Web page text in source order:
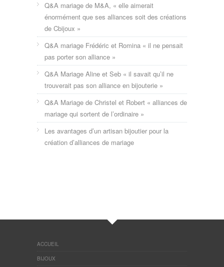
Q&A mariage de M&A, « elle aimerait
énormément que ses alliances soit des créations
de Cbijoux »
Q&A mariage Frédéric et Romina « il ne pensait
pas porter son alliance »
Q&A Mariage Aline et Seb « il savait qu’il ne
trouverait pas son alliance en bijouterie »
Q&A Mariage de Christel et Robert « alliances de
mariage qui sortent de l’ordinaire »
Les avantages d’un artisan bijoutier pour la
création d’alliances de mariage
ACCUEIL
BIJOUX